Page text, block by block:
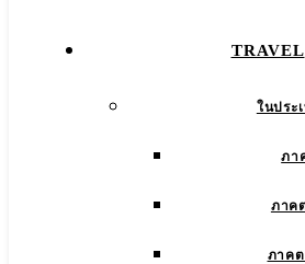
TRAVEL
ในประ
ภา
ภาค
ภาค